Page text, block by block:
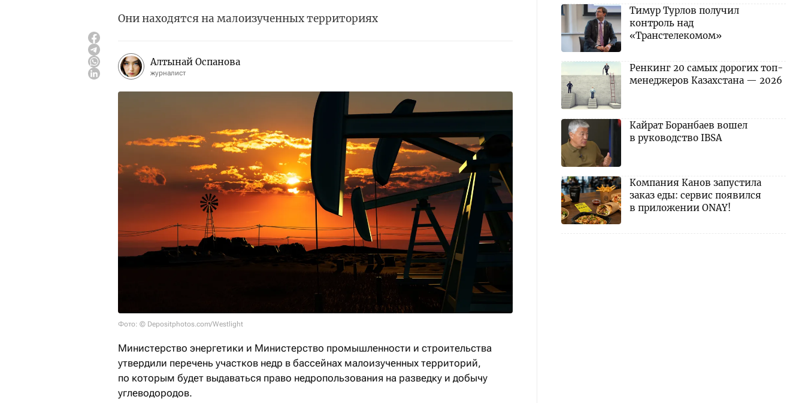
Они находятся на малоизученных территориях
Алтынай Оспанова
журналист
Фото: © Depositphotos.com/Westlight
Министерство энергетики и Министерство промышленности и строительства
утвердили перечень участков недр в бассейнах малоизученных территорий,
по которым будет выдаваться право недропользования на разведку и добычу
углеводородов.
Тимур Турлов получил
контроль над
«Транстелекомом»
Ренкинг 20 самых дорогих топ-
менеджеров Казахстана — 2026
Кайрат Боранбаев вошел
в руководство IBSA
Компания Канов запустила
заказ еды: сервис появился
в приложении ONAY!